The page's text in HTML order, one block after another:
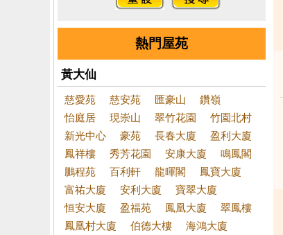
熱門屋苑
黃大仙
慈愛苑 慈安苑 匯豪山
鑽嶺
怡庭居
現崇山 翠竹花園
竹園北村
新光中心
豪苑 長春大廈
盈利大廈
鳳祥樓
秀芳花園 安康大廈
鳴鳳閣
鵬程苑
百利軒 龍暉閣
鳳寶大廈
富祐大廈
安利大廈
寶翠大廈
恒安大廈
盈福苑 鳳凰大廈
翠鳳樓
鳳凰村大廈
伯德大樓
海鴻大廈